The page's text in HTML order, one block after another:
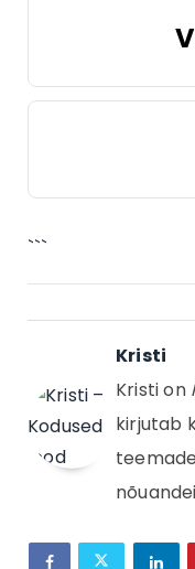
```
Kristi
Kristi on
kirjutab